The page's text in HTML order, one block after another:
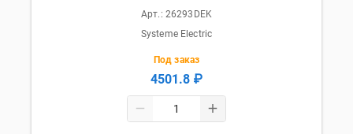
Арт.: 26293DEK
Systeme Electric
Под заказ
4501.8 ₽